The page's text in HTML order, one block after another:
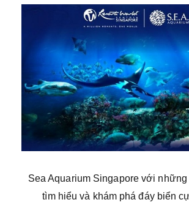
Sea Aquarium Singapore với
tìm hiểu và khám phá đáy biển